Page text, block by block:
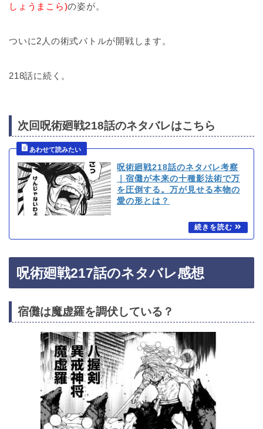
しょうまこら)の姿が。
ついに2人の術式バトルが開戦します。
218話に続く。
次回呪術廻戦218話のネタバレはこちら
呪術廻戦218話のネタバレ考察
｜宿儺が本来の十種影法術で万
を圧倒する。万が見せる本物の
愛の形とは？
呪術廻戦217話のネタバレ感想
宿儺は魔虚羅を調伏している？